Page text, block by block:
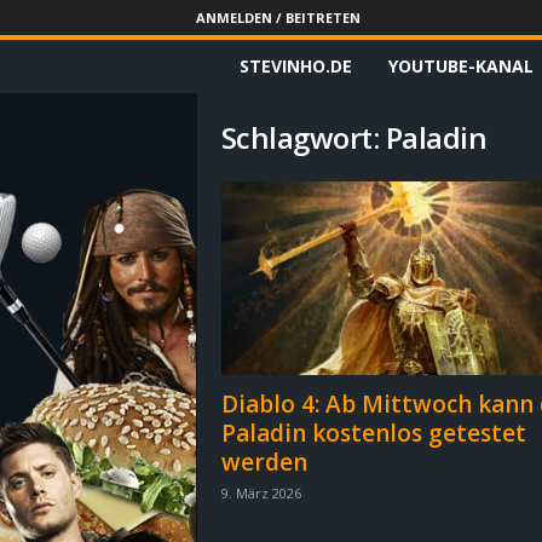
ANMELDEN / BEITRETEN
o
.
STEVINHO.DE YOUTUBE-KANAL
Schlagwort: Paladin
Diablo 4: Ab Mittwoch kann
Paladin kostenlos getestet
werden
9. März 2026